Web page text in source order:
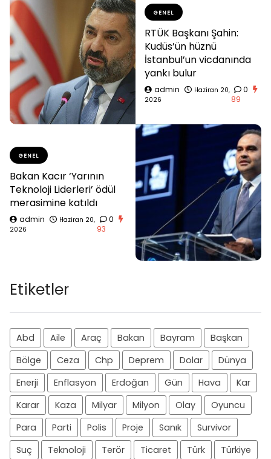
GENEL
RTÜK Başkanı Şahin:
Kudüs’ün hüznü
İstanbul’un vicdanında
yankı bulur
admin
Haziran 20,
2026
0
89
GENEL
Bakan Kacır ‘Yarının
Teknoloji Liderleri’ ödül
merasimine katıldı
admin
Haziran 20,
2026
0
93
Etiketler
Abd Aile Araç Bakan Bayram
Başkan
Bölge
Ceza Chp Deprem Dolar
Dünya
Enerji
Enflasyon Erdoğan Gün Hava
Kar
Karar
Kaza Milyar Milyon Olay
Oyuncu
Para
Parti Polis Proje Sanık
Survivor
Suç
Teknoloji Terör Ticaret Türk Türkiye